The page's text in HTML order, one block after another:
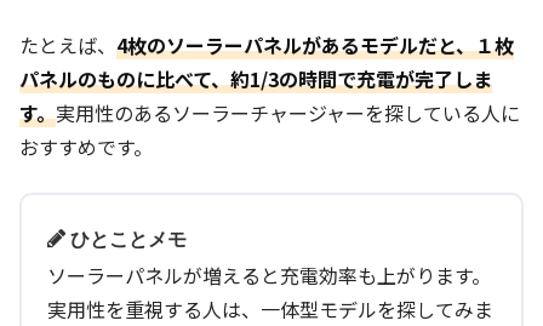
たとえば、 4枚のソーラーパネルがあるモデルだと、１枚
パネルのものに比べて、約1/3の時間で充電が完了しま
す。実用性のあるソーラーチャージャーを探している人に
おすすめです。
ひとことメモ
ソーラーパネルが増えると充電効率も上がります。
実用性を重視する人は、一体型モデルを探してみま